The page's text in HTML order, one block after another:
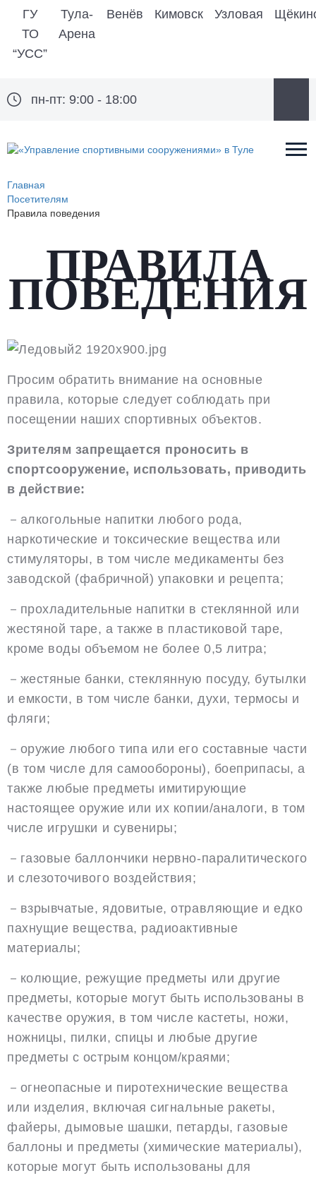
ГУ
ТО
“УСС”
Тула-
Арена
Венёв Кимовск Узловая
пн-пт: 9:00 - 18:00
Главная
Посетителям
Правила поведения
ПРАВИЛА
ПОВЕДЕНИЯ
Просим обратить внимание на основные
правила, которые следует соблюдать при
посещении наших спортивных объектов.
Зрителям запрещается проносить в
cпортсооружение, использовать, приводить
в действие:
－алкогольные напитки любого рода,
наркотические и токсические вещества или
стимуляторы, в том числе медикаменты без
заводской (фабричной) упаковки и рецепта;
－прохладительные напитки в стеклянной или
жестяной таре, а также в пластиковой таре,
кроме воды объемом не более 0,5 литра;
－жестяные банки, стеклянную посуду, бутылки
и емкости, в том числе банки, духи, термосы и
фляги;
－оружие любого типа или его составные части
(в том числе для самообороны), боеприпасы, а
также любые предметы имитирующие
настоящее оружие или их копии/аналоги, в том
числе игрушки и сувениры;
－газовые баллончики нервно-паралитического
и слезоточивого воздействия;
－взрывчатые, ядовитые, отравляющие и едко
пахнущие вещества, радиоактивные
материалы;
－колющие, режущие предметы или другие
предметы, которые могут быть использованы в
качестве оружия, в том числе кастеты, ножи,
ножницы, пилки, спицы и любые другие
предметы с острым концом/краями;
－огнеопасные и пиротехнические вещества
или изделия, включая сигнальные ракеты,
файеры, дымовые шашки, петарды, газовые
баллоны и предметы (химические материалы),
которые могут быть использованы для